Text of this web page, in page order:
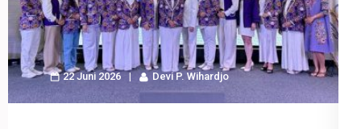
22 Juni 2026 Devi P. Wihardjo